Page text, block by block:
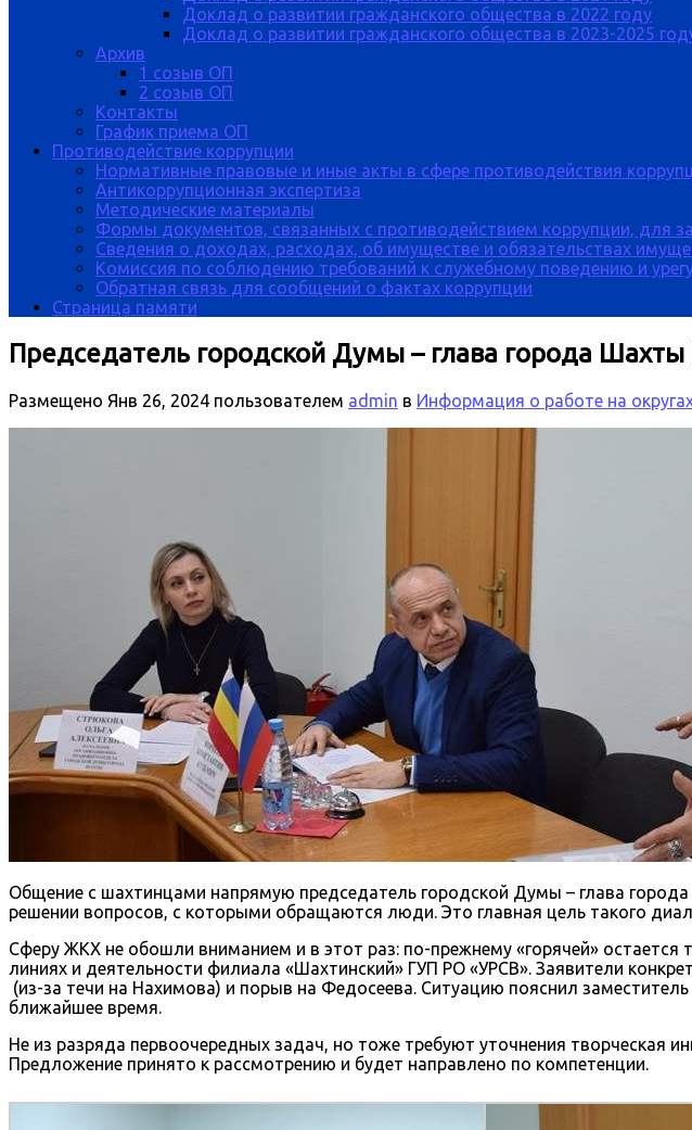
Доклад о развитии гражданского общества в 2022 году
Доклад о развитии гражданского общества в 2023-2025
Архив
1 созыв ОП
2 созыв ОП
Контакты
График приема ОП
Противодействие коррупции
Нормативные правовые и иные акты в сфере противодействия
Антикоррупционная экспертиза
Методические материалы
Формы документов, связанных с противодействием коррупции, для
Сведения о доходах, расходах, об имуществе и обязательствах
Комиссия по соблюдению требований к служебному поведению и
Обратная связь для сообщений о фактах коррупции
Страница памяти
Председатель городской Думы – глава города
Размещено Янв 26, 2024 пользователем admin в Информация о работе на
Общение с шахтинцами напрямую председатель городской Думы – глава
решении вопросов, с которыми обращаются люди. Это главная цель такого
Сферу ЖКХ не обошли вниманием и в этот раз: по-прежнему «горячей» остается
линиях и деятельности филиала «Шахтинский» ГУП РО «УРСВ». Заявители
(из-за течи на Нахимова) и порыв на Федосеева. Ситуацию пояснил
ближайшее время.
Не из разряда первоочередных задач, но тоже требуют уточнения творческая
Предложение принято к рассмотрению и будет направлено по компетенции.